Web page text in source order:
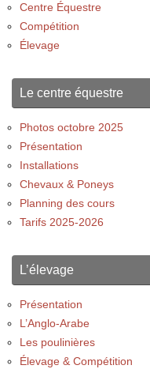
Centre Équestre
Compétition
Élevage
Le centre équestre
Photos octobre 2025
Présentation
Installations
Chevaux & Poneys
Planning des cours
Tarifs 2025-2026
L’élevage
Présentation
L’Anglo-Arabe
Les poulinières
Élevage & Compétition